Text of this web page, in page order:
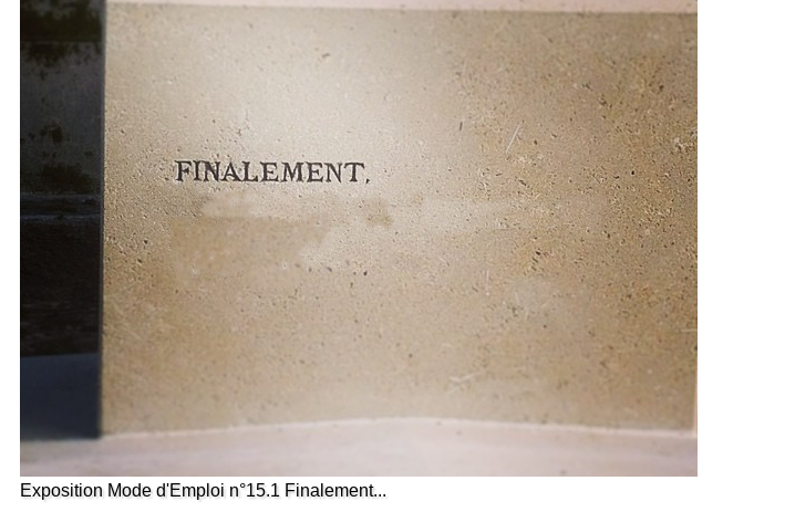
Exposition Mode d'Emploi n°15.1 Finalement...